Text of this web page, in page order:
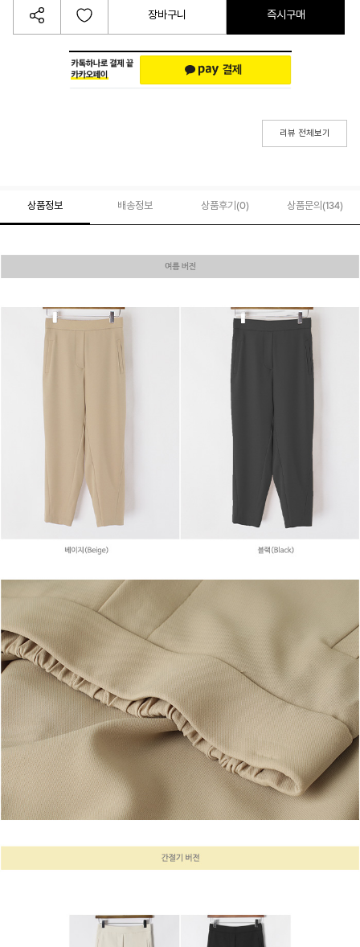
장바구니 즉시구매
리뷰 전체보기
상품정보 배송정보 상품후기(0) 상품문의 (134)